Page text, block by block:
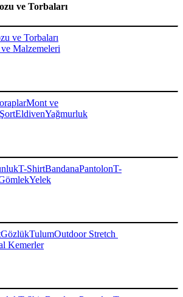
ve Torbaları
ve Torbaları
Malzemeleri
Mont ve
ŞortEldivenYağmurluk
T-ShirtBandanaPantolonT-
Yelek
GözlükTulumOutdoor Stretch
Kemerler